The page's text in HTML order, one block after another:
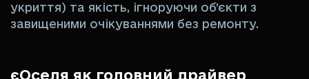
укриття) та якість, ігноруючи об’єкти з
завищеними очікуваннями без ремонту.
єОселя як головний драйвер